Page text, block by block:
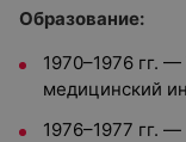
Образование:
1970–1976 гг.
медицинский
1976–1977 гг.